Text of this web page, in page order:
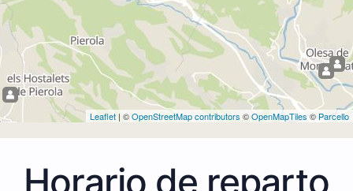
Leaflet | ©OpenStreetMap contributors ©OpenMapTiles © Parcello
Horario de reparto